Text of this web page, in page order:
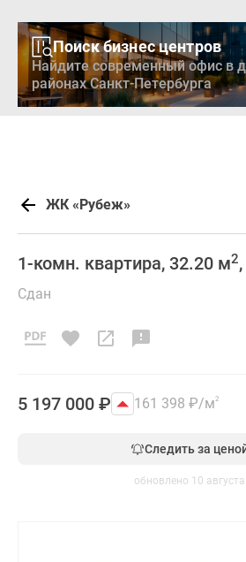
Поиск бизнес центров
Найдите современный офис в
районах Санкт-Петербурга
ЖК «Рубеж»
1-комн. квартира, 32.20 м2
Сдан
5 197 000 ₽ 161 398 ₽/м2
Следить за
обновлено 10 августа